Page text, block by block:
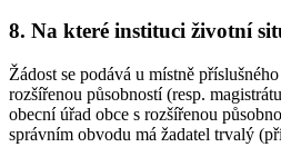
8. Na které instituci životní
Žádost se podává u místně
rozšířenou působností (resp.
obecní úřad obce s rozšířenou
správním obvodu má žadatel trvalý